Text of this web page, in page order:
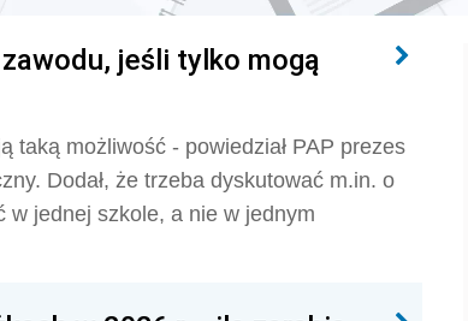
jeśli tylko mogą
taką możliwość - powiedział PAP prezes
Dodał, że trzeba dyskutować m.in. o
w jednej szkole, a nie w jednym